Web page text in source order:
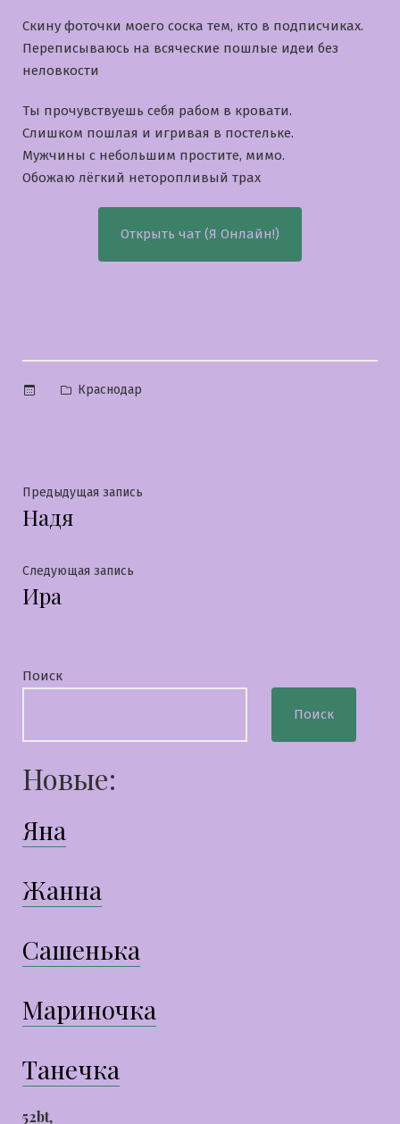
Скину фоточки моего соска тем, кто в подписчиках.
Переписываюсь на всяческие пошлые идеи без
неловкости
Ты прочувствуешь себя рабом в кровати.
Слишком пошлая и игривая в постельке.
Мужчины с небольшим простите, мимо.
Обожаю лёгкий неторопливый трах
Открыть чат (Я Онлайн!)
Опубликовано
Краснодар
Навигация
по
записям
Предыдущая запись
Надя
Следующая запись
Ира
Поиск
Поиск
Новые:
Яна
Жанна
Сашенька
Мариночка
Танечка
52bt,